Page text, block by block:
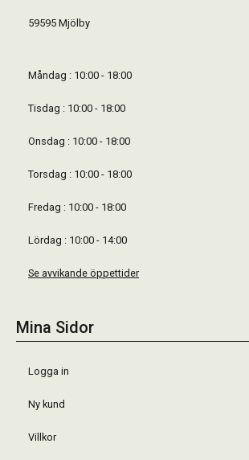
59595 Mjölby
Måndag : 10:00 - 18:00
Tisdag : 10:00 - 18:00
Onsdag : 10:00 - 18:00
Torsdag : 10:00 - 18:00
Fredag : 10:00 - 18:00
Lördag : 10:00 - 14:00
Se avvikande öppettider
Mina Sidor
Logga in
Ny kund
Villkor